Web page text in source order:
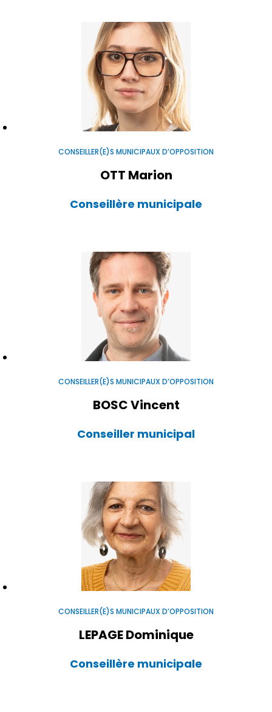
CONSEILLER(E)S MUNICIPAUX D’OPPOSITION
OTT Marion
Conseillère municipale
CONSEILLER(E)S MUNICIPAUX D’OPPOSITION
BOSC Vincent
Conseiller municipal
CONSEILLER(E)S MUNICIPAUX D’OPPOSITION
LEPAGE Dominique
Conseillère municipale